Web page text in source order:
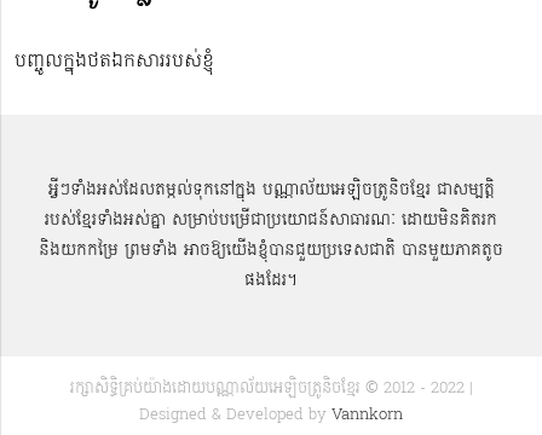
បញ្ចូលក្នុងថតឯកសាររបស់ខ្ញុំ
អ្វីៗទាំងអស់ដែលតម្កល់ទុកនៅក្នុង បណ្ណាល័យអេឡិចត្រូនិចខ្មែរ ជាសម្បតិ្ត
របស់ខ្មែរទាំងអស់គ្នា សម្រាប់បម្រើជាប្រយោជន៍សាធារណៈ ដោយមិនគិតរក
និងយកកម្រៃ ព្រមទាំង អាចឱ្យយើងខ្ញុំបានជួយប្រទេសជាតិ បានមួយភាគតូច
ផងដែរ។
រក្សាសិទ្ធិគ្រប់យ៉ាងដោយបណ្ណាល័យអេឡិចត្រូនិចខ្មែរ © 2012 - 2022 |
Designed & Developed by Vannkorn